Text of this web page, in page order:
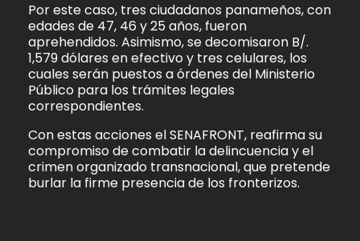
Por este caso, tres ciudadanos panameños, con
edades de 47, 46 y 25 años, fueron
aprehendidos. Asimismo, se decomisaron B/.
1,579 dólares en efectivo y tres celulares, los
cuales serán puestos a órdenes del Ministerio
Público para los trámites legales
correspondientes.
Con estas acciones el SENAFRONT, reafirma su
compromiso de combatir la delincuencia y el
crimen organizado transnacional, que pretende
burlar la firme presencia de los fronterizos.